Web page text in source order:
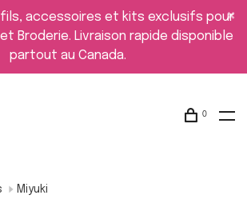
accessoires et kits exclusifs pour
Broderie. Livraison rapide disponible
partout au Canada.
0
Miyuki